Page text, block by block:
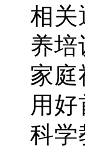
相关
养
家
用
科学